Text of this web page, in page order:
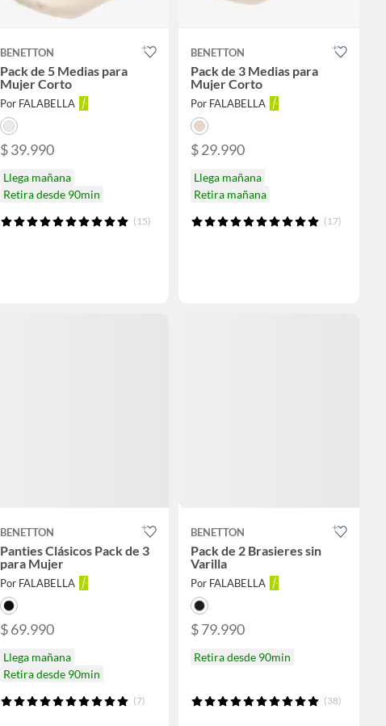
BENETTON
Pack de 5 Medias para
Mujer Corto
Por FALABELLA
$ 39.990
Llega mañana
Retira desde 90min
(15)
BENETTON
Pack de 3 Medias para
Mujer Corto
Por FALABELLA
$ 29.990
Llega mañana
Retira mañana
(17)
BENETTON
Panties Clásicos Pack de 3
para Mujer
Por FALABELLA
$ 69.990
Llega mañana
Retira desde 90min
(7)
BENETTON
Pack de 2 Brasieres sin
Varilla
Por FALABELLA
$ 79.990
Retira desde 90min
(38)